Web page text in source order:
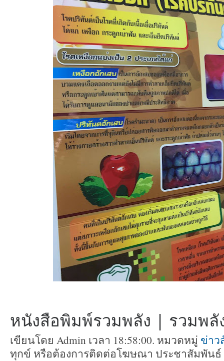
หนังสือพิมพ์รวมพลัง | รวมพลั
เขียนโดย Admin เวลา 18:58:00. หมวดหมู่ ข่าว
ทุกข์ หรือต้องการติดต่อโฆษณา ประชาสัมพันธ์